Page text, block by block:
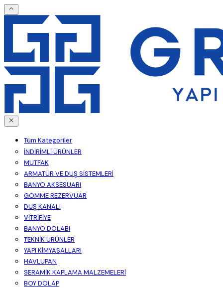
Tüm Kategoriler
İNDİRİMLİ ÜRÜNLER
MUTFAK
ARMATÜR VE DUŞ SİSTEMLERİ
BANYO AKSESUARI
GÖMME REZERVUAR
DUŞ KANALI
VİTRİFİYE
BANYO DOLABI
TEKNİK ÜRÜNLER
YAPI KİMYASALLARI
HAVLUPAN
SERAMİK KAPLAMA MALZEMELERİ
BOY DOLAP